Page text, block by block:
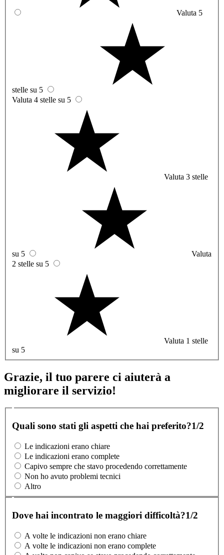
Valuta 5
stelle su 5
Valuta 4 stelle su 5
Valuta 3 stelle
su 5
Valuta
2 stelle su 5
Valuta 1 stelle
su 5
Grazie, il tuo parere ci aiuterà a
migliorare il servizio!
Quali sono stati gli aspetti che hai preferito?1/2
Le indicazioni erano chiare
Le indicazioni erano complete
Capivo sempre che stavo procedendo correttamente
Non ho avuto problemi tecnici
Altro
Dove hai incontrato le maggiori difficoltà?1/2
A volte le indicazioni non erano chiare
A volte le indicazioni non erano complete